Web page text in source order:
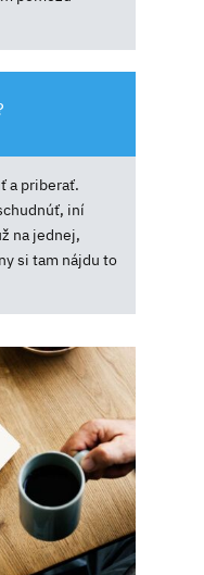
a priberať.
iní
na jednej,
si tam nájdu to